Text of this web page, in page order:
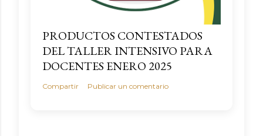
PRODUCTOS CONTESTADOS
DEL TALLER INTENSIVO PARA
DOCENTES ENERO 2025
Compartir Publicar un comentario